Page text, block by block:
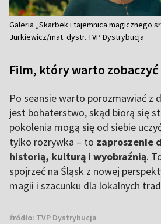
Item
1
of
17
Galeria „Skarbek i tajemnica magicznego
Jurkiewicz/mat. dystr. TVP Dystrybucja
Film, który warto zobaczyć
Po seansie warto porozmawiać z
jest bohaterstwo, skąd biorą się
pokolenia mogą się od siebie
tylko rozrywka – to zaproszenie
historią, kulturą i wyobraźnią.
spojrzeć na Śląsk z nowej
magii i szacunku dla lokalnych
źródło: TVP Dystrybucja